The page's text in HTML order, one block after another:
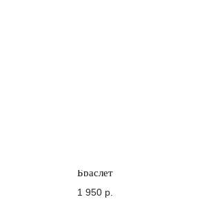
Браслет
1 950 р.